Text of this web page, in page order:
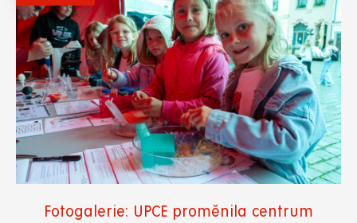
Fotogalerie: UPCE proměnila centrum